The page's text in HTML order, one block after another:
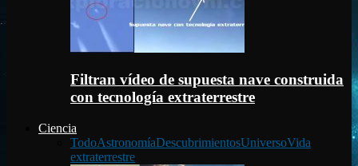
Filtran vídeo de supuesta nave construida
con tecnología extraterrestre
Ciencia
TodoAstronomíaDescubrimientosUniversoVida
extraterrestre